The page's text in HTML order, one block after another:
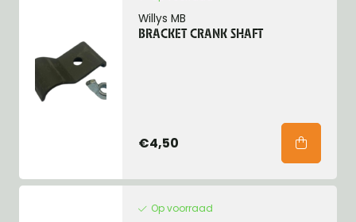
Willys MB
BRACKET CRANK SHAFT
€4,50
Op voorraad